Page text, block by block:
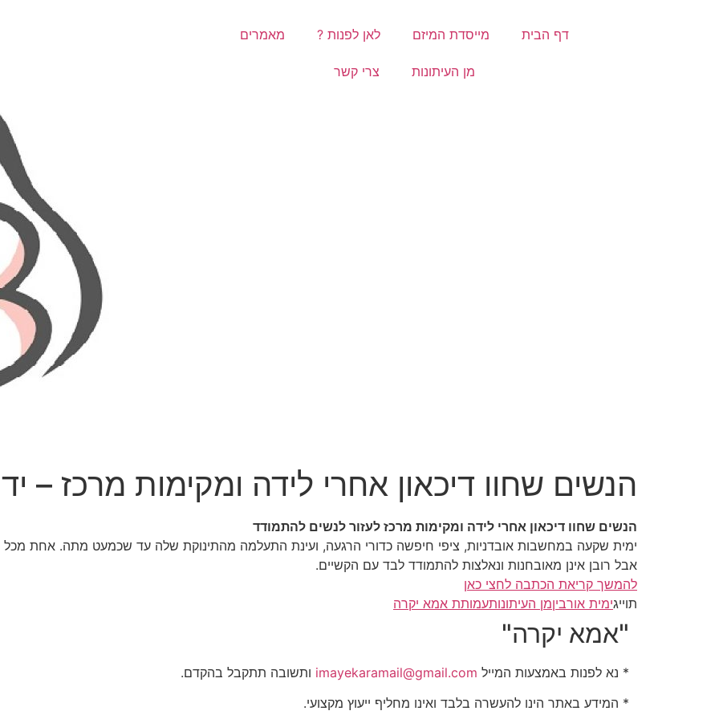
דף הבית מייסדת המיזם לאן לפנות ? מאמרים
מן העיתונות צרי קשר
הנשים שחוו דיכאון אחרי לידה ומקימות מרכז –
הנשים שחוו דיכאון אחרי לידה ומקימות מרכז לעזור לנשים להתמודד
ימית שקעה במחשבות אובדניות, ציפי חיפשה כדורי הרגעה, ועינת התעלמה מהתינוקת שלה עד שכמעט מתה. אחת מכל
אבל רובן אינן מאובחנות ונאלצות להתמודד לבד עם הקשיים.
להמשך קריאת הכתבה לחצי כאן
תוייגימית אורביןמן העיתונותעמותת אמא יקרה
"אמא יקרה"
* נא לפנות באמצעות המייל imayekaramail@gmail.com ותשובה תתקבל בהקדם.
* המידע באתר הינו להעשרה בלבד ואינו מחליף ייעוץ מקצועי.